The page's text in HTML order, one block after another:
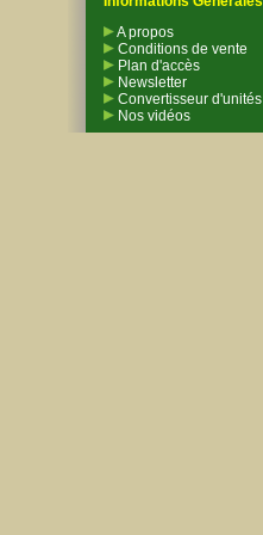
A propos
Conditions de vente
Plan d'accès
Newsletter
Convertisseur d'unités
Nos vidéos